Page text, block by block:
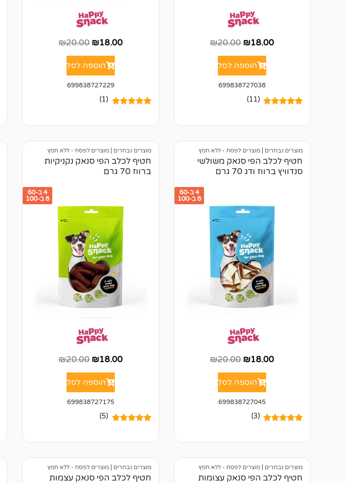
₪18.00
₪20.00
הוספה לסל
699838727038
מבוסס על
לקוחות
(11)
₪18.00
₪20.00
הוספה לסל
699838727229
מבוסס על
לקוחות
(1)
מוצרים נבחרים מוצרים לפסח - ללא חמץ
חטיף לכלב הפי סנאק משולשי
סנדוויץ ברווז ודג 70 גרם
4 ב-60
8 ב-100
₪18.00
₪20.00
הוספה לסל
699838727045
מבוסס על
לקוחות
(3)
מוצרים נבחרים |מוצרים לפסח - ללא חמץ
חטיף לכלב הפי סנאק נקניקיות
ברווז 70 גרם
4 ב-60
8 ב-100
₪18.00
₪20.00
הוספה לסל
699838727175
מבוסס על
לקוחות
(5)
מוצרים נבחרים | מוצרים לפסח - ללא חמץ
חטיף לכלב הפי סנאק עצומות
מוצרים נבחרים |מוצרים לפסח - ללא חמץ
חטיף לכלב הפי סנאק עצמות